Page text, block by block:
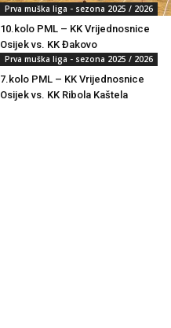
Prva muška liga - sezona 2025 / 2026
10.kolo PML – KK Vrijednosnice
Osijek vs. KK Đakovo
Prva muška liga - sezona 2025 / 2026
7.kolo PML – KK Vrijednosnice
Osijek vs. KK Ribola Kaštela